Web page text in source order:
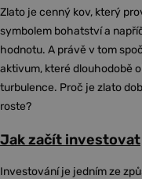
Zlato je cenný kov, který
symbolem bohatství a
hodnotu. A právě v tom
aktivum, které dlouhodobě
turbulence. Proč je zlato
roste?
Jak začít investovat
Investování je jedním ze